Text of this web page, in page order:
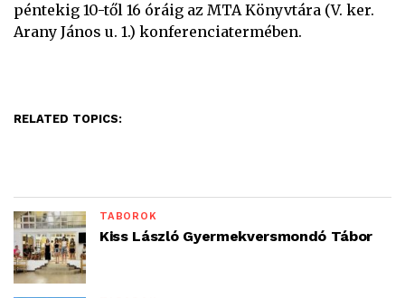
péntekig 10-től 16 óráig az MTA Könyvtára (V. ker.
Arany János u. 1.) konferenciatermében.
RELATED TOPICS:
TÁBOROK
Kiss László Gyermekversmondó Tábor